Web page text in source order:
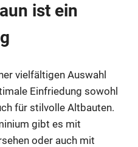
ist ein
vielfältigen Auswahl
Einfriedung sowohl
für stilvolle Altbauten.
gibt es mit
oder auch mit